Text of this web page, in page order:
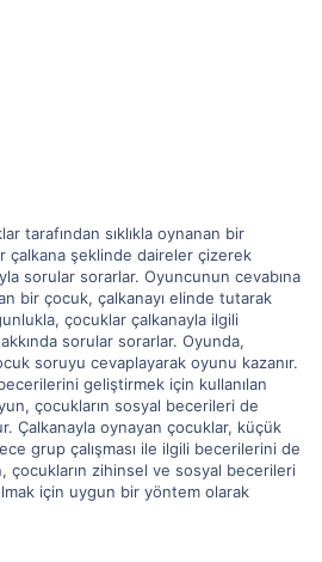
tarafından sıklıkla oynanan bir
çalkana şeklinde daireler çizerek
sorular sorarlar. Oyuncunun cevabına
bir çocuk, çalkanayı elinde tutarak
çocuklar çalkanayla ilgili
sorular sorarlar. Oyunda,
soruyu cevaplayarak oyunu kazanır.
geliştirmek için kullanılan
çocukların sosyal becerileri de
Çalkanayla oynayan çocuklar, küçük
grup çalışması ile ilgili becerilerini de
çocukların zihinsel ve sosyal becerileri
için uygun bir yöntem olarak